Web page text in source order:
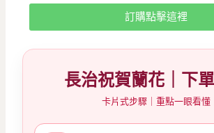
訂購點擊這裡
長治祝賀蘭花｜下
卡片式步驟｜重點一眼看懂